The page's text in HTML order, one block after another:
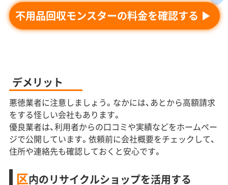
不用品回収モンスターの料金を確認する
デメリット
悪徳業者に注意しましょう。なかには、あとから高額請求
をする怪しい会社もあります。
優良業者は、利用者からの口コミや実績などをホームペー
ジで公開しています。依頼前に会社概要をチェックして、
住所や連絡先も確認しておくと安心です。
区内のリサイクルショップを活用する